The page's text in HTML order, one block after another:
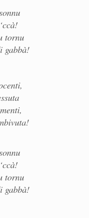
tornu
gabbà!
tornu
gabbà!